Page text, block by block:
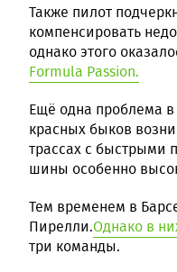
Также пилот
компенсировать
однако этого
Formula Passion.
Ещё одна проблема
красных быков
трассах с быстрыми
шины особенно
Тем временем в
Пирелли.Однако в
три команды.